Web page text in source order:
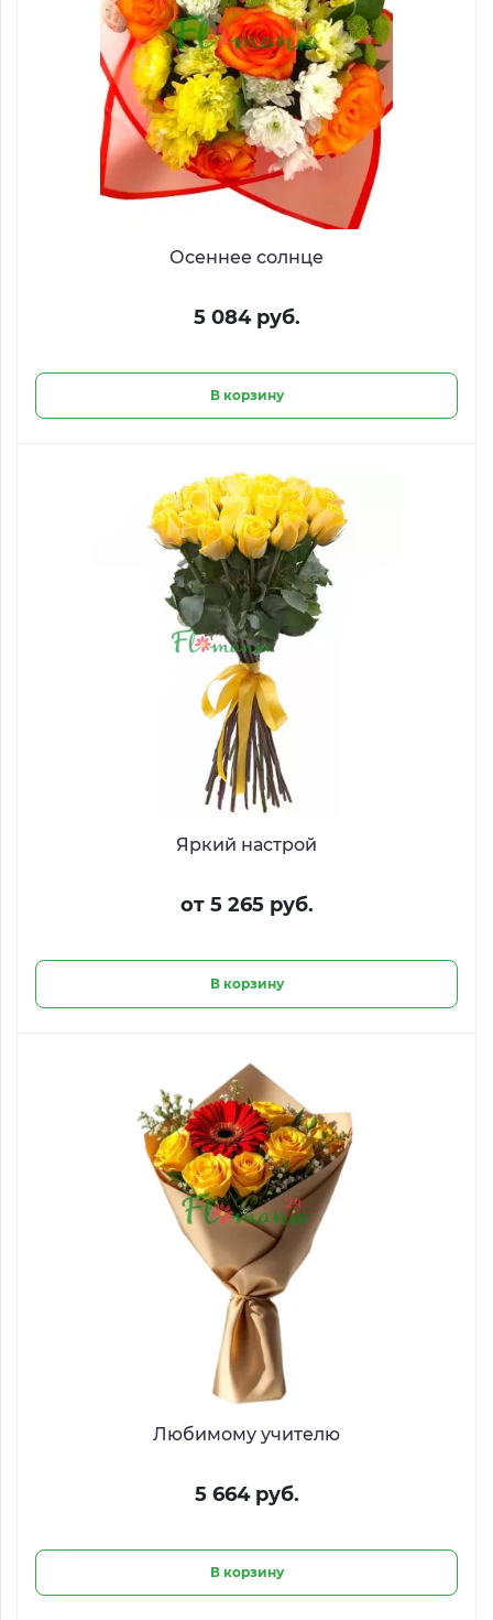
Осеннее солнце
5 084 руб.
В корзину
Яркий настрой
от 5 265 руб.
В корзину
Любимому учителю
5 664 руб.
В корзину